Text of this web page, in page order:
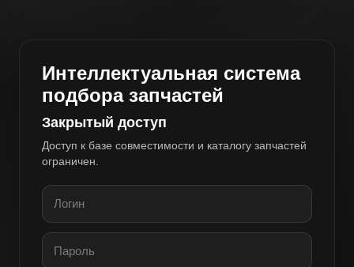
Интеллектуальная система
подбора запчастей
Закрытый доступ
Доступ к базе совместимости и каталогу запчастей
ограничен.